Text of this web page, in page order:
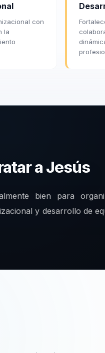
con
la
a Jesús
bien para
y desarrollo de